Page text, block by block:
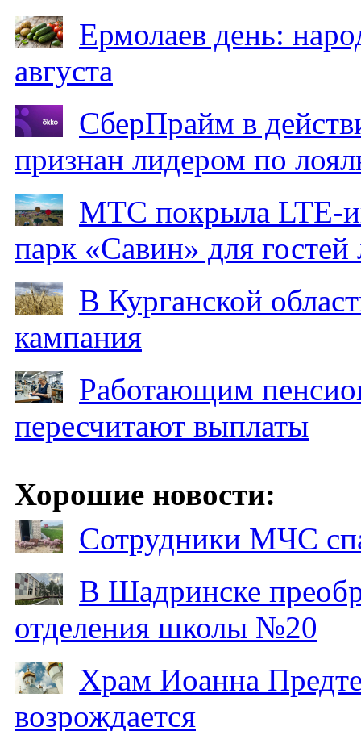
Ермолаев день:
августа
СберПрайм в
признан лидером по
МТС покрыла LTE-
парк «Савин» для гостей
В Курганской
кампания
Работающим
пересчитают выплаты
Хорошие новости:
Сотрудники МЧС
В Шадринске
отделения школы №20
Храм Иоанна
возрождается